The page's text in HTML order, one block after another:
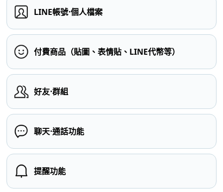
LINE帳號⋅個人檔案
付費商品（貼圖、表情貼、LINE代幣等）
好友⋅群組
聊天⋅通話功能
提醒功能